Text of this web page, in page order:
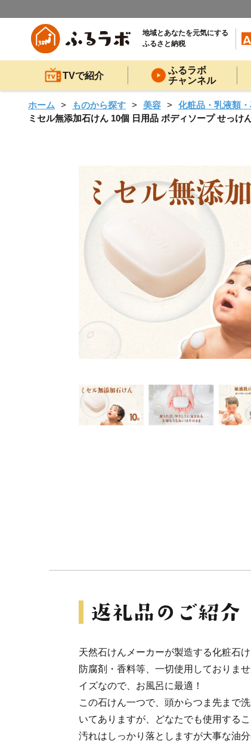
地域とあなたを元気にする
ふるさと納税
TVで紹介
ふるラボ
チャンネル
ホーム ものから探す 美容
化粧品・乳液類
ミセル無添加石けん 10個 日用品 ボディソープ せっけ
天然石けんメーカーが製造する化粧石け
防腐剤・香料等、一切使用しておりま
イズなので、お風呂に最適！
この石けん一つで、頭からつま先まで
いてありますが、どなたでも使用するこ
汚れはしっかり落としますが大事な油